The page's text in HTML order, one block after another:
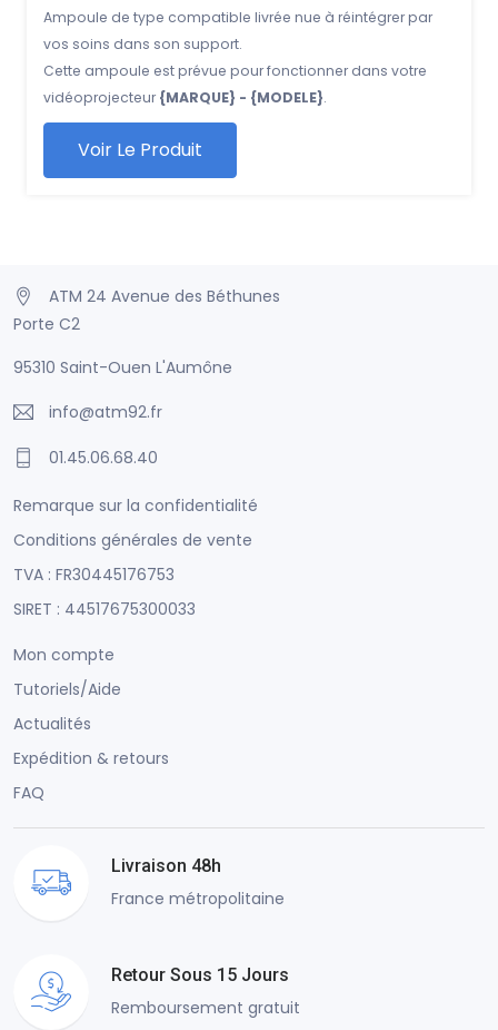
Ampoule de type compatible livrée nue à réintégrer par
vos soins dans son support.
Cette ampoule est prévue pour fonctionner dans votre
vidéoprojecteur {MARQUE} - {MODELE}.
Voir Le Produit
ATM 24 Avenue des Béthunes
Porte C2
95310 Saint-Ouen L'Aumône
info@atm92.fr
01.45.06.68.40
Remarque sur la confidentialité
Conditions générales de vente
TVA : FR30445176753
SIRET : 44517675300033
Mon compte
Tutoriels/Aide
Actualités
Expédition & retours
FAQ
Livraison 48h
France métropolitaine
Retour Sous 15 Jours
Remboursement gratuit